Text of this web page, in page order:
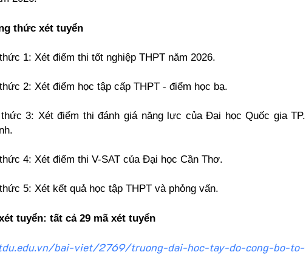
thức xét tuyển
1: Xét điểm thi tốt nghiệp THPT năm 2026.
2: Xét điểm học tập cấp THPT - điểm học bạ.
3: Xét điểm thi đánh giá năng lực của Đại học Quốc gia TP.
4: Xét điểm thi V-SAT của Đại học Cần Thơ.
5: Xét kết quả học tập THPT và phỏng vấn.
tuyển: tất cả 29 mã xét tuyển
bai-viet/2769/truong-dai-hoc-tay-do-cong-bo-to-